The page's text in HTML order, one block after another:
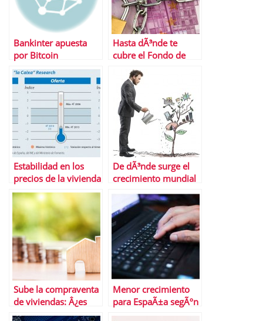
Bankinter apuesta
por Bitcoin
Hasta dÃ³nde te
cubre el Fondo de
GarantÃ­a de
DepÃ³sitos
Estabilidad en los
precios de la vivienda
Â¿QuÃ© cabe
esperar hasta final de
aÃ±o?
De dÃ³nde surge el
crecimiento mundial
Sube la compraventa
de viviendas: Â¿es
una tendencia?
Menor crecimiento
para EspaÃ±a segÃºn
el FMI